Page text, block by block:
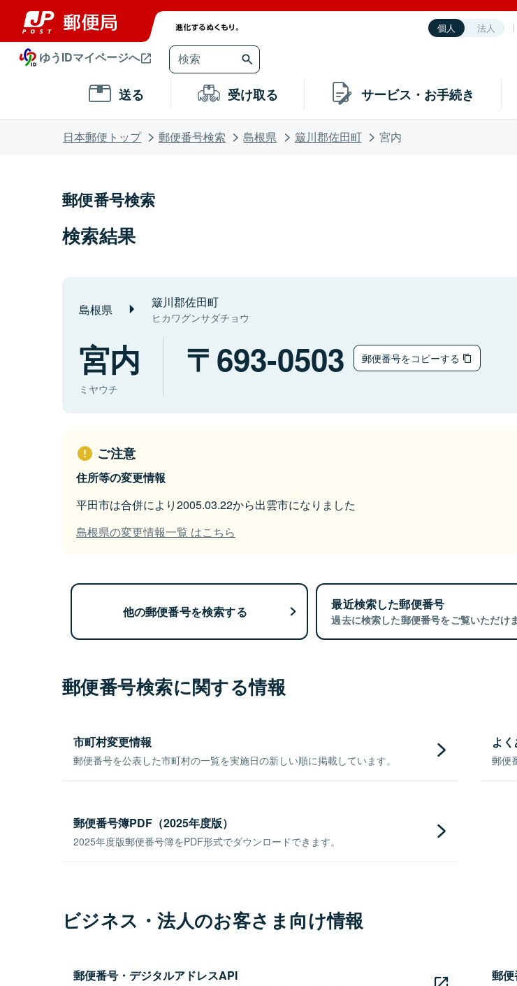
個人 法人
ゆうIDマイページへ
送る 受け取る サービス・お手続き
日本郵便トップ 郵便番号検索 島根県 簸川郡佐田町 宮内
郵便番号検索
検索結果
島根県 簸川郡佐田町
ヒカワグンサダチョウ
宮内
ミヤウチ
693-0503 郵便番号をコピーする
ご注意
住所等の変更情報
平田市は合併により2005.03.22から出雲市になりました
島根県の変更情報一覧 はこちら
他の郵便番号を検索する 最近検索した郵便番号
過去に検索した郵便番号をご覧いただけま
郵便番号検索に関する情報
市町村変更情報
郵便番号を公表した市町村の一覧を実施日の新しい順に掲載しています。
よ
郵便
郵便番号簿PDF（2025年度版）
2025年度版郵便番号簿をPDF形式でダウンロードできます。
ビジネス・法人のお客さま向け情報
郵便番号・デジタルアドレスAPI 郵